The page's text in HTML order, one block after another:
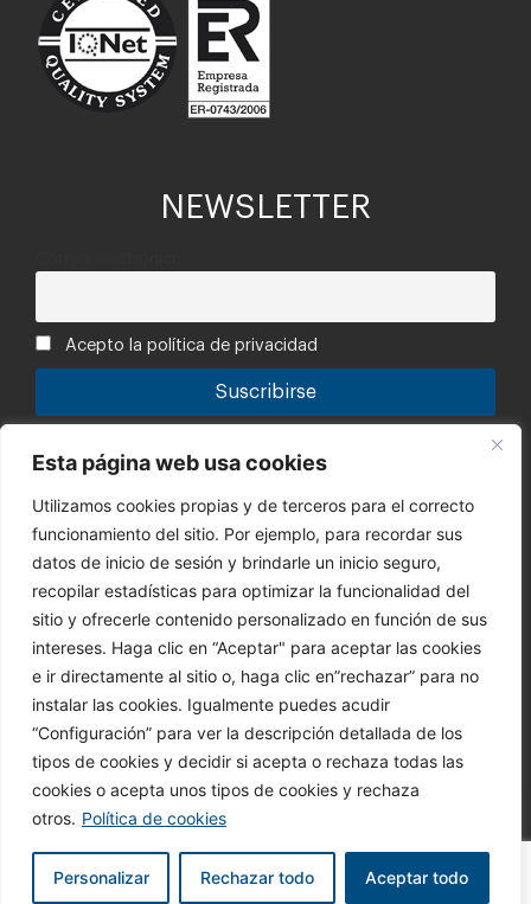
Esta página web usa cookies
Utilizamos cookies propias y de terceros para el correcto
funcionamiento del sitio. Por ejemplo, para recordar sus
datos de inicio de sesión y brindarle un inicio seguro,
recopilar estadísticas para optimizar la funcionalidad del
sitio y ofrecerle contenido personalizado en función de sus
intereses. Haga clic en “Aceptar" para aceptar las cookies
e ir directamente al sitio o, haga clic en”rechazar” para no
instalar las cookies. Igualmente puedes acudir
“Configuración” para ver la descripción detallada de los
tipos de cookies y decidir si acepta o rechaza todas las
cookies o acepta unos tipos de cookies y rechaza
otros. Política de cookies
Personalizar Rechazar todo Aceptar todo
NEWSLETTER
Acepto la política de privacidad
Tu información está segura con nosotros. Puedes leer la
política de privacidad.
Canal de denuncias
Código Ético
CONTACTO
945 364 028
info@bbi.es
Síguenos
@ 2023 BERETTA BENELLI IBERICA, S.A. es parte de Beretta
Política de privacidad Aviso legalPolítica de cookies